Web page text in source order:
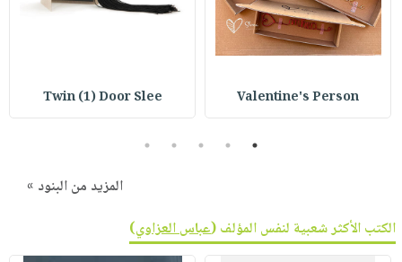
انشر
كتابك
معناValentine's Person
Twin (1) Door Slee
1
2
3
4
5
المزيد من البنود »
الكتب الأكثر شعبية لنفس المؤلف (عباس العزاوي)